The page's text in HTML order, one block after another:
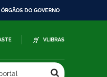
ÓRGÃOS DO GOVERNO
VLIBRAS